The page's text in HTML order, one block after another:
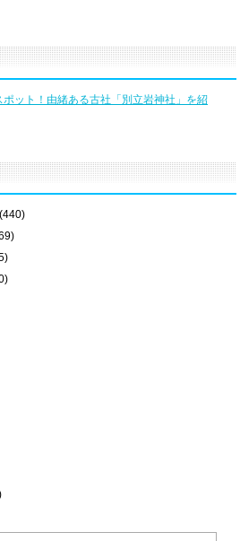
ポット！由緒ある古社「別立岩神社」を紹
(440)